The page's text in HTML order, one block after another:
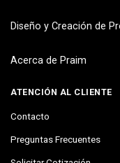
Diseño y Creación de
Acerca de Praim
ATENCIÓN AL CLIENTE
Contacto
Preguntas Frecuentes